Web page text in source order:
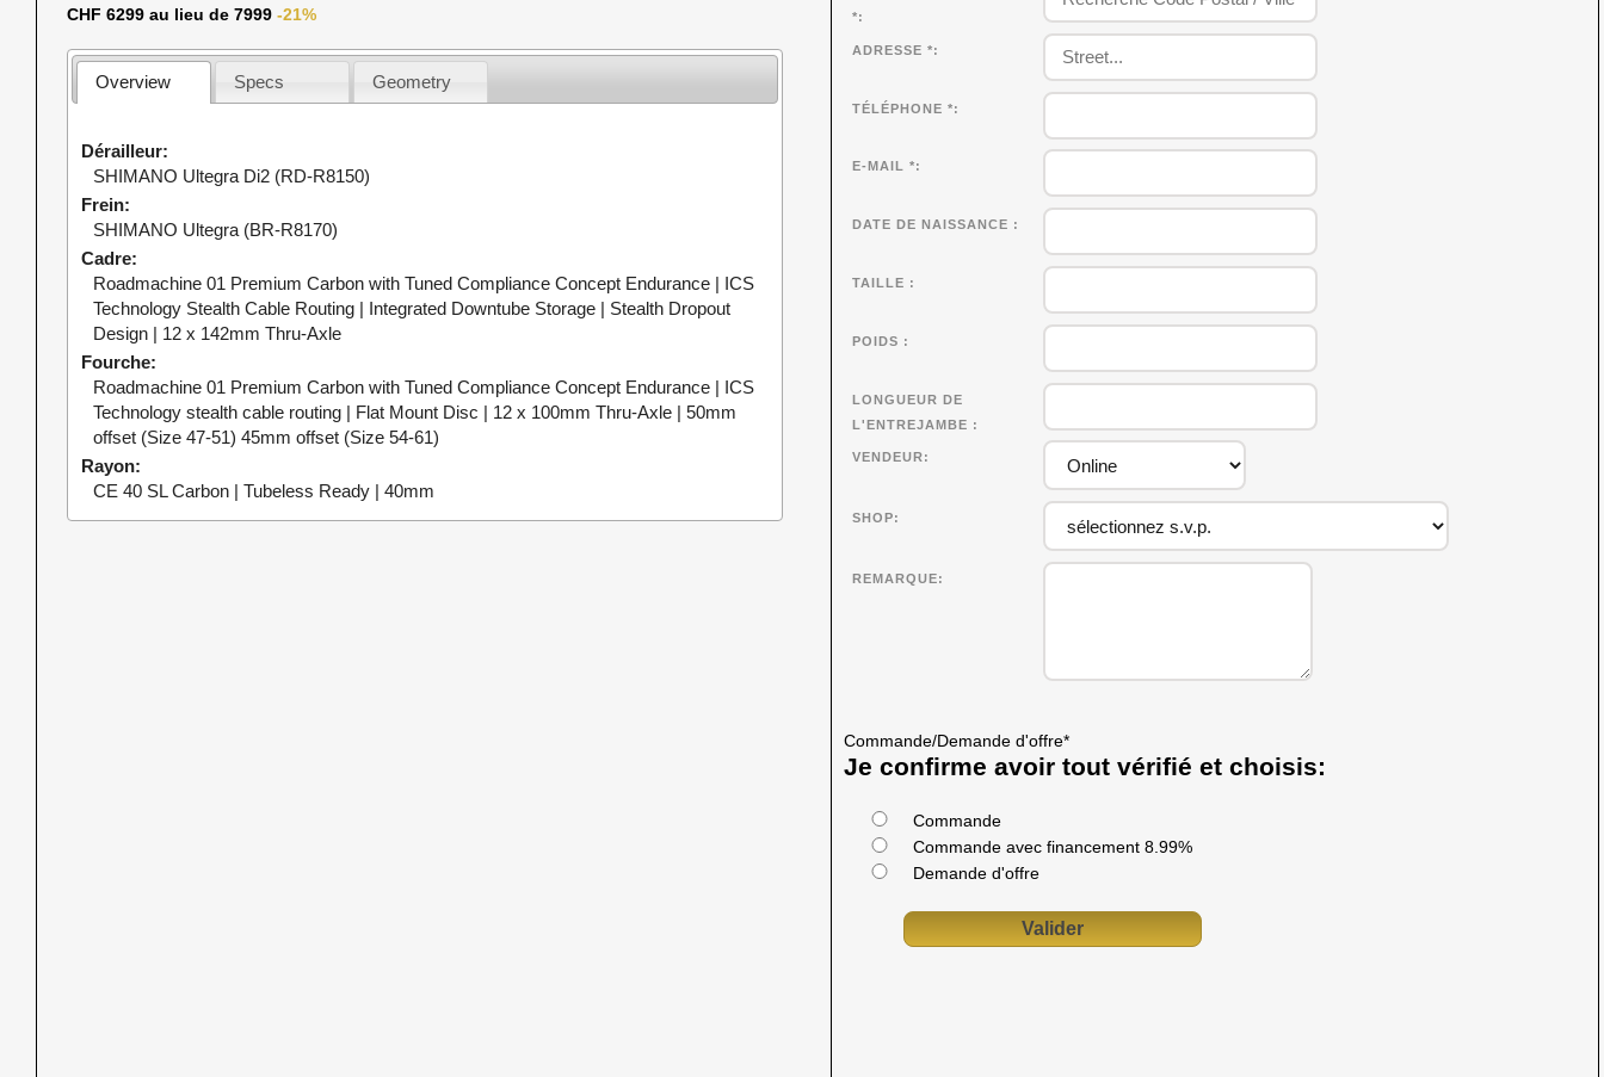
CHF 6299 au lieu de 7999 -21%
Overview Specs Geometry
Dérailleur
SHIMANO Ultegra Di2 (RD-R8150)
Frein
SHIMANO Ultegra (BR-R8170)
Cadre
Roadmachine 01 Premium Carbon with Tuned Compliance Concept Endurance | ICS
Technology Stealth Cable Routing | Integrated Downtube Storage | Stealth Dropout
Design | 12 x 142mm Thru-Axle
Fourche
Roadmachine 01 Premium Carbon with Tuned Compliance Concept Endurance | ICS
Technology stealth cable routing | Flat Mount Disc | 12 x 100mm Thru-Axle | 50mm
offset (Size 47-51) 45mm offset (Size 54-61)
Rayon
CE 40 SL Carbon | Tubeless Ready | 40mm
*
ADRESSE *
TÉLÉPHONE *
E-MAIL *
DATE DE NAISSANCE
TAILLE
POIDS
LONGUEUR DE
L'ENTREJAMBE
VENDEUR
SHOP
REMARQUE
Commande/Demande d'offre*
Je confirme avoir tout vérifié et choisis:
Commande
Commande avec financement 8.99%
Demande d'offre